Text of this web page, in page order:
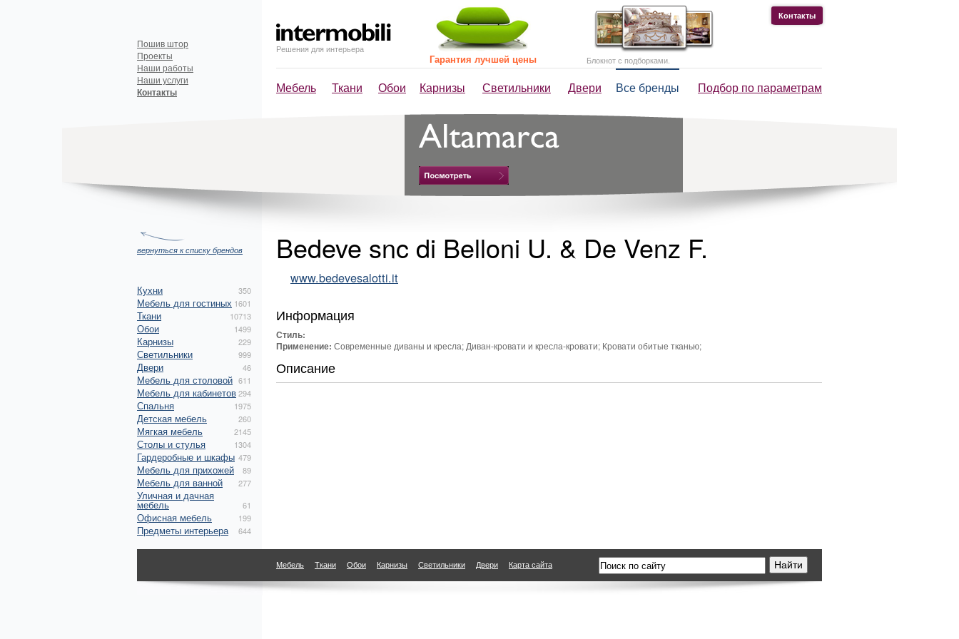
Решения для интерьера
Мебель Ткани Обои Карнизы Светильники Двери Все бренды Подбор по параметрам
Пошив штор
Проекты
Наши работы
Наши услуги
Контакты
Контакты
Гарантия лучшей цены Блокнот с подборками.
вернуться к списку брендов
Кухни 350
Мебель для гостиных 1601
Ткани 10713
Обои 1499
Карнизы 229
Светильники 999
Двери 46
Мебель для столовой 611
Мебель для кабинетов294
Спальня 1975
Детская мебель 260
Мягкая мебель 2145
Столы и стулья 1304
Гардеробные и шкафы 479
Мебель для прихожей 89
Мебель для ванной 277
Уличная и дачная
мебель 61
Офисная мебель 199
Предметы интерьера 644
Bedeve snc di Belloni U. & De Venz F.
www.bedevesalotti.it
Информация
Стиль:
Применение: Современные диваны и кресла; Диван-кровати и кресла-кровати; Кровати обитые тканью;
Описание
Мебель Ткани Обои Карнизы Светильники Двери Карта сайта